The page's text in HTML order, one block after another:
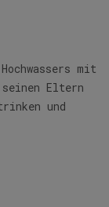
mit
Eltern
und